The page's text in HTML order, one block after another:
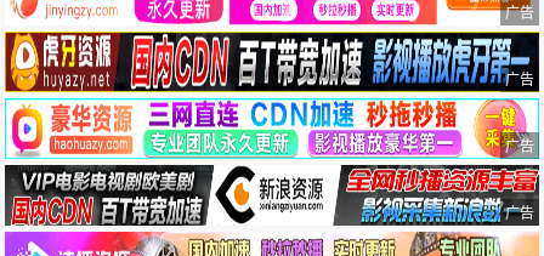
广告
广告
广告
广告